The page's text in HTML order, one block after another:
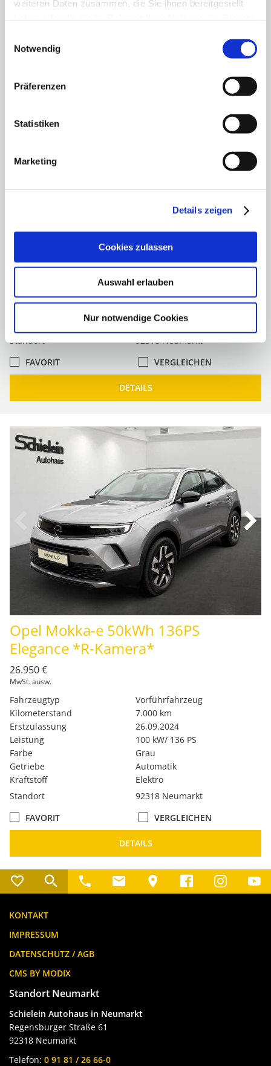
weiteren Daten zusammen, die Sie ihnen bereitgestellt
Notwendig
Präferenzen
Statistiken
Marketing
Details zeigen
Cookies zulassen
Auswahl erlauben
Nur notwendige Cookies
Opel Grandland X 1.2 Turbo 136PS
48V Hybrid GS
Vorführfahrzeug
Erstzulassung
29.01.2025
100 kW/ 136 PS
Farbe
Silber
Super
Standort
92318 Neumarkt
FAVORIT
VERGLEICHEN
DETAILS
Opel Mokka-e 50kWh 136PS
Elegance *R-Kamera*
26.950 €
MwSt. ausw.
Fahrzeugtyp
Vorführfahrzeug
Kilometerstand
7.000 km
Erstzulassung
26.09.2024
Leistung
100 kW/ 136 PS
Farbe
Grau
Getriebe
Automatik
Kraftstoff
Elektro
Standort
92318 Neumarkt
FAVORIT
VERGLEICHEN
DETAILS
KONTAKT
IMPRESSUM
DATENSCHUTZ / AGB
CMS BY MODIX
Standort Neumarkt
Schielein Autohaus in Neumarkt
Regensburger Straße 61
92318 Neumarkt
Telefon: 0 91 81 / 26 66-0